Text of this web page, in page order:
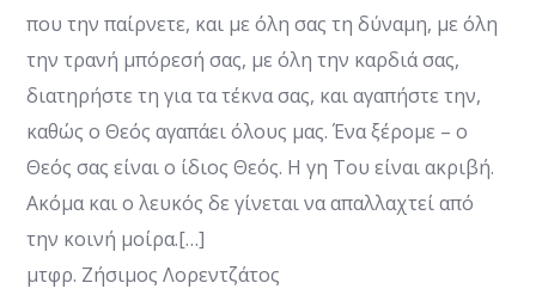
που την παίρνετε, και με όλη σας τη δύναμη, με όλη
την τρανή μπόρεσή σας, με όλη την καρδιά σας,
διατηρήστε τη για τα τέκνα σας, και αγαπήστε την,
καθώς ο Θεός αγαπάει όλους μας. Ένα ξέρομε – ο
Θεός σας είναι ο ίδιος Θεός. Η γη Του είναι ακριβή.
Ακόμα και ο λευκός δε γίνεται να απαλλαχτεί από
την κοινή μοίρα.[…]
μτφρ. Ζήσιμος Λορεντζάτος